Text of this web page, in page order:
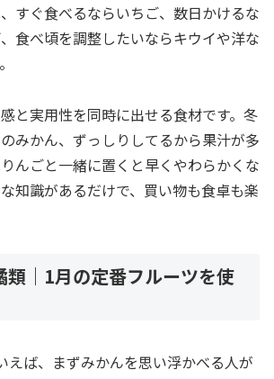
すぐ食べるならいちご、数日かけるな
食べ頃を調整したいならキウイや洋な
と実用性を同時に出せる食材です。冬
みかん、ずっしりしてるから果汁が多
んごと一緒に置くと早くやわらかくな
知識があるだけで、買い物も食卓も楽
類｜1月の定番フルーツを使
えば、まずみかんを思い浮かべる人が